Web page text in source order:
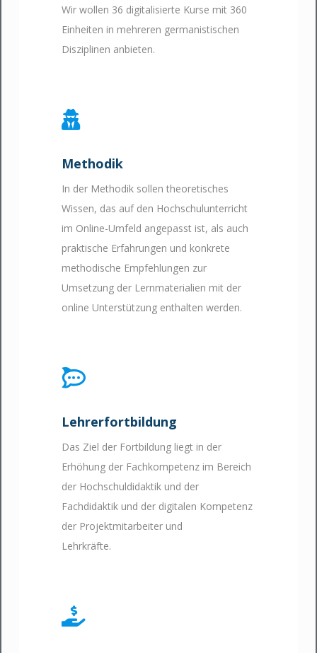
Wir wollen 36 digitalisierte Kurse mit 360
Einheiten in mehreren germanistischen
Disziplinen anbieten.
Methodik
In der Methodik sollen theoretisches
Wissen, das auf den Hochschulunterricht
im Online-Umfeld angepasst ist, als auch
praktische Erfahrungen und konkrete
methodische Empfehlungen zur
Umsetzung der Lernmaterialien mit der
online Unterstützung enthalten werden.
Lehrerfortbildung
Das Ziel der Fortbildung liegt in der
Erhöhung der Fachkompetenz im Bereich
der Hochschuldidaktik und der
Fachdidaktik und der digitalen Kompetenz
der Projektmitarbeiter und
Lehrkräfte.